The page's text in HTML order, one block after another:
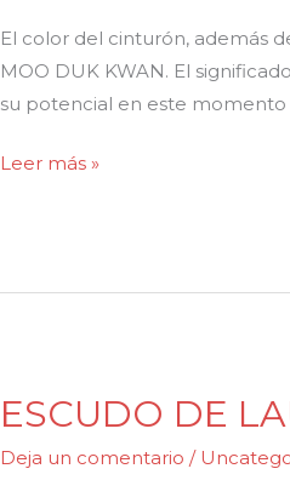
El color del cinturón, además
MOO DUK KWAN. El
su potencial en este
Leer más »
ESCUDO DE
Deja un comentario /
ESCUDO
LAURELES